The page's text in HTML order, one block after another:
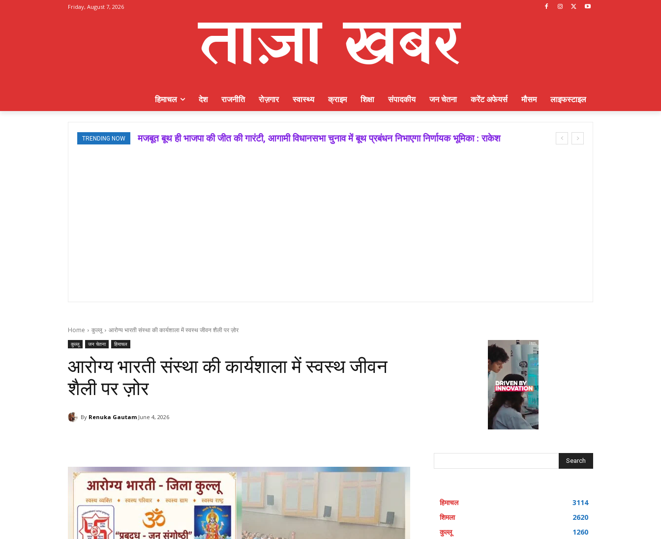
Friday, August 7, 2026
हिमाचल देश राजनीति रोज़गार स्वास्थ्य क्राइम शिक्षा संपादकीय जन चेतना करेंट अफेयर्स मौसम लाइफस्टाइल
TRENDING NOW
मजबूत बूथ ही भाजपा की जीत की गारंटी, आगामी विधानसभा चुनाव में बूथ प्रबंधन निभाएगा निर्णायक भूमिका : राकेश
Home कुल्लू आरोग्य भारती संस्था की कार्यशाला में स्वस्थ जीवन शैली पर ज़ोर
कुल्लू जन चेतना हिमाचल
आरोग्य भारती संस्था की कार्यशाला में स्वस्थ जीवन
शैली पर ज़ोर
By Renuka Gautam June 4, 2026
Search
हिमाचल
3114
शिमला
2620
कुल्लू
1260